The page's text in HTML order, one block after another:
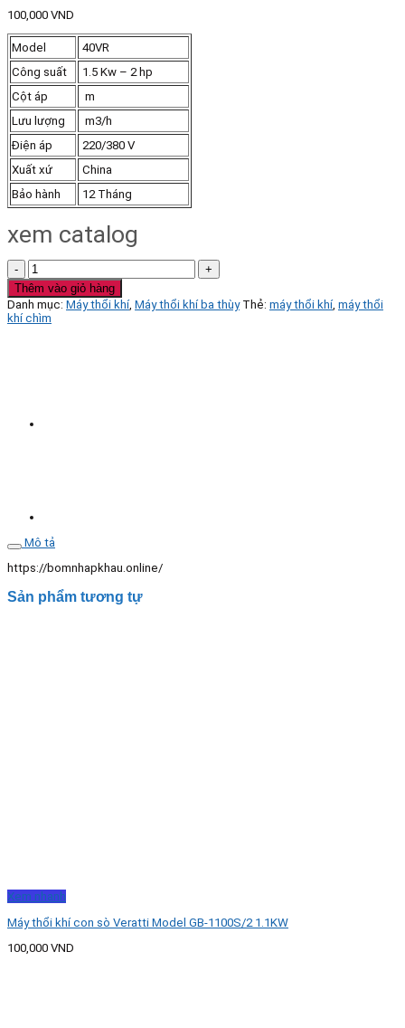
100,000 VND
Model
40VR
Công suất
1.5 Kw – 2 hp
Cột áp
m
Lưu lượng
m3/h
Điện áp
220/380 V
Xuất xứ
China
Bảo hành
12 Tháng
xem catalog
Máy
thổi
khí
ba
thùy
Thêm vào giỏ hàng
Danh mục: Máy thổi khí, Máy thổi khí ba thùy Thẻ: máy thổi khí, máy thổi
khí chìm
Mô tả
https://bomnhapkhau.online/
Sản phẩm tương tự
Xem nhanh
Máy thổi khí con sò Veratti Model GB-1100S/2 1.1KW
100,000 VND